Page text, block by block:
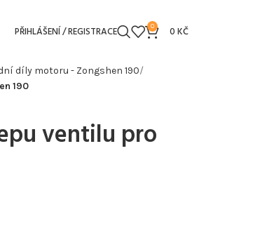
PŘIHLÁŠENÍ / REGISTRACE 0 0KČ
díly motoru - Zongshen 190
190
ventilu pro